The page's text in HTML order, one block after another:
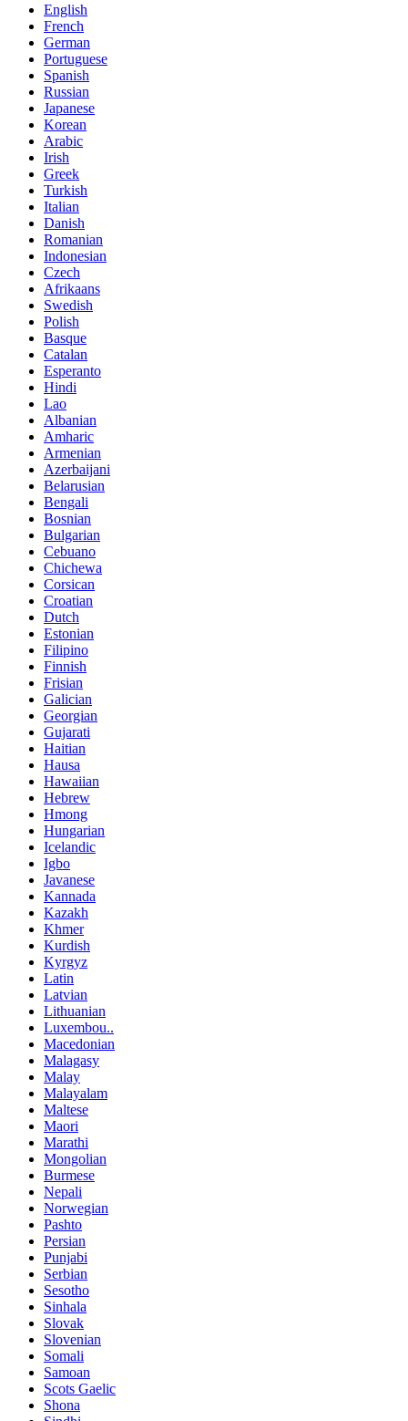
English
French
German
Portuguese
Spanish
Russian
Japanese
Korean
Arabic
Irish
Greek
Turkish
Italian
Danish
Romanian
Indonesian
Czech
Afrikaans
Swedish
Polish
Basque
Catalan
Esperanto
Hindi
Lao
Albanian
Amharic
Armenian
Azerbaijani
Belarusian
Bengali
Bosnian
Bulgarian
Cebuano
Chichewa
Corsican
Croatian
Dutch
Estonian
Filipino
Finnish
Frisian
Galician
Georgian
Gujarati
Haitian
Hausa
Hawaiian
Hebrew
Hmong
Hungarian
Icelandic
Igbo
Javanese
Kannada
Kazakh
Khmer
Kurdish
Kyrgyz
Latin
Latvian
Lithuanian
Luxembou..
Macedonian
Malagasy
Malay
Malayalam
Maltese
Maori
Marathi
Mongolian
Burmese
Nepali
Norwegian
Pashto
Persian
Punjabi
Serbian
Sesotho
Sinhala
Slovak
Slovenian
Somali
Samoan
Scots Gaelic
Shona